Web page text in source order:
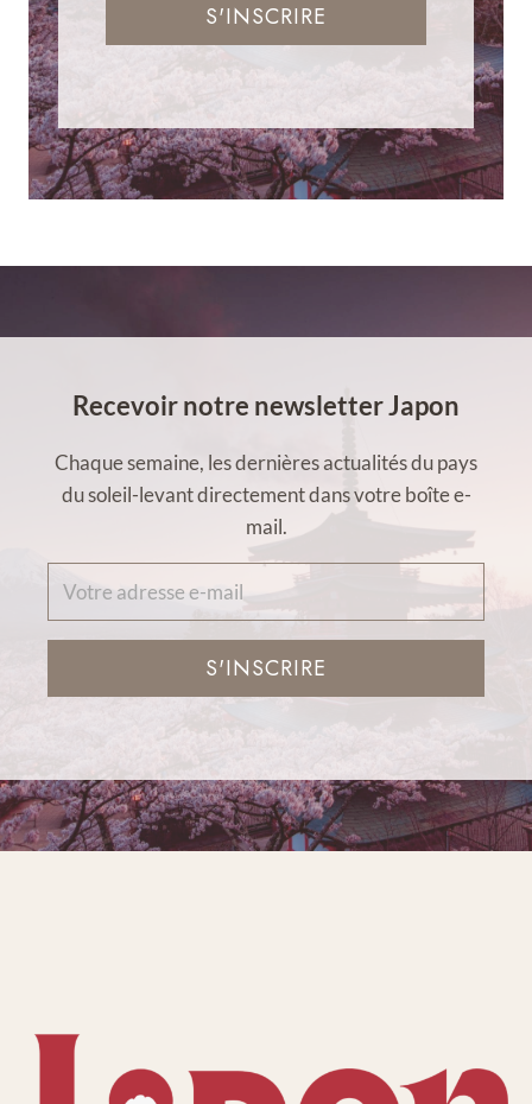
S'INSCRIRE
Recevoir notre newsletter Japon
Chaque semaine, les dernières actualités du pays
du soleil-levant directement dans votre boîte e-
mail.
S'INSCRIRE